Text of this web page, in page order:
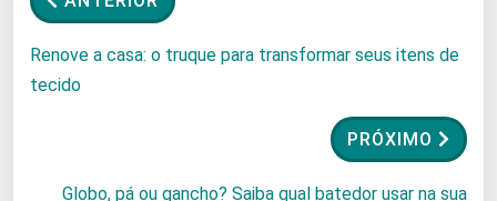
Renove a casa: o truque para transformar seus itens de
tecido
PRÓXIMO
Globo, pá ou gancho? Saiba qual batedor usar na sua